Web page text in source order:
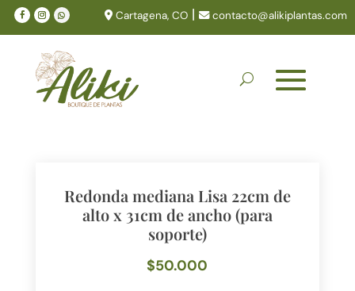
Cartagena, CO| contacto@alikiplantas.com
Redonda mediana Lisa 22cm de
alto x 31cm de ancho (para
soporte)
$50.000